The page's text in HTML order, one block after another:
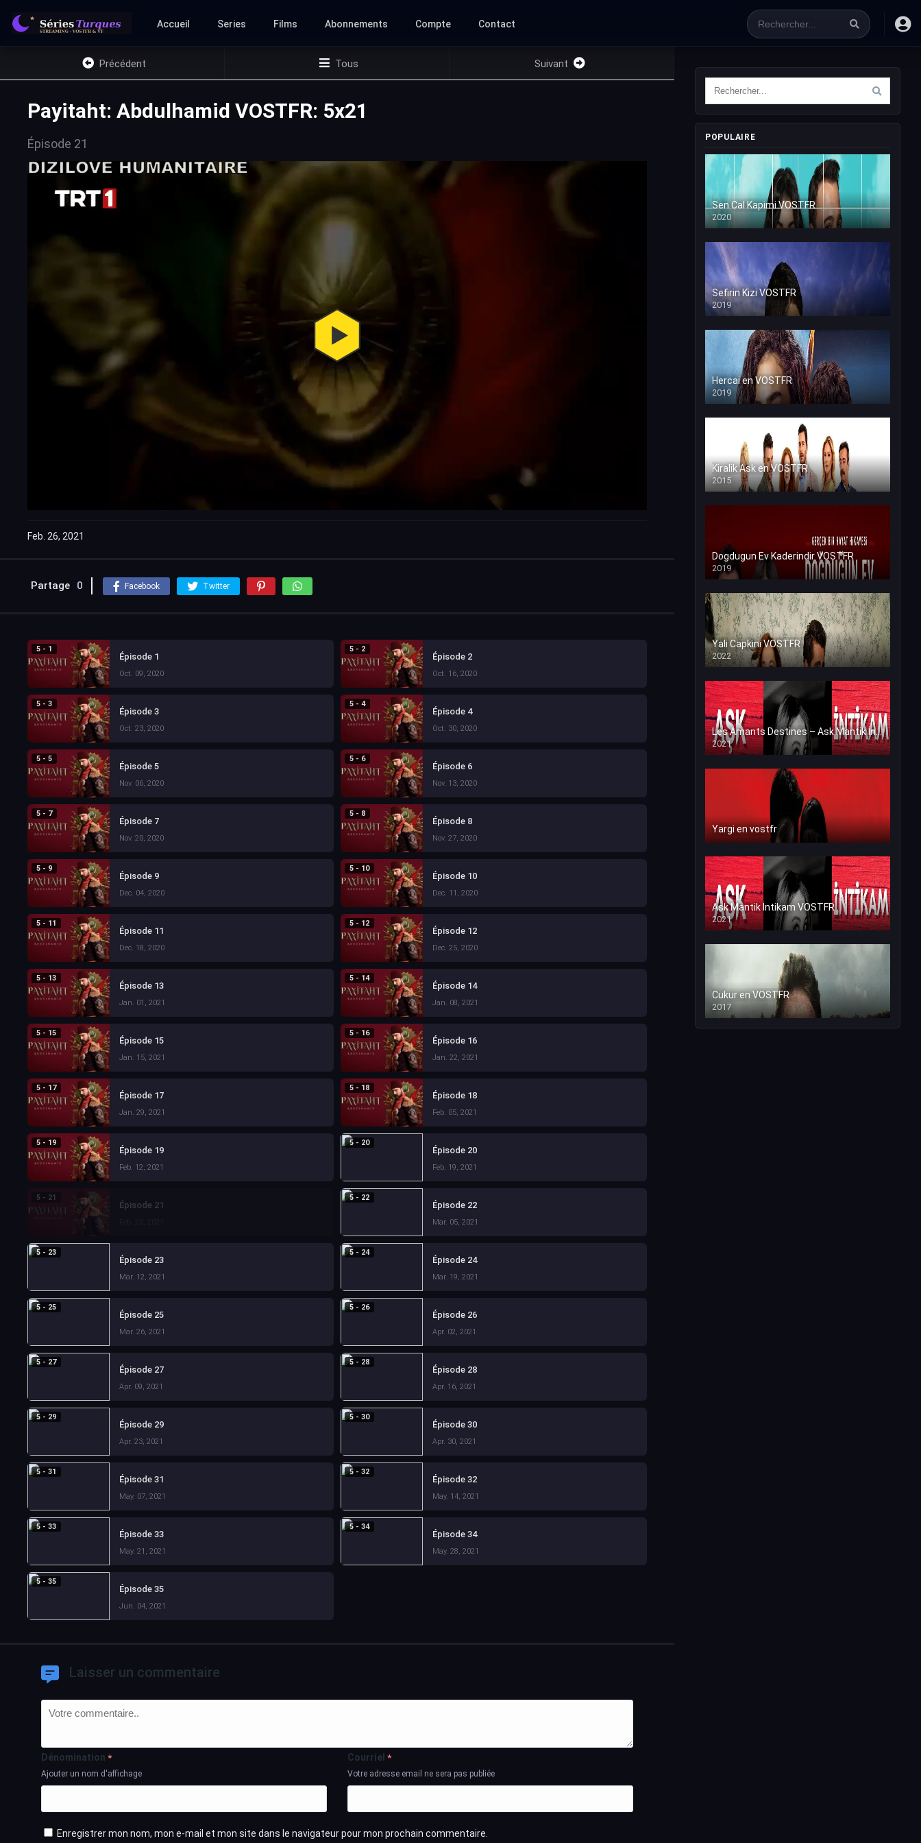
Accueil Series Films Abonnements Compte Contact
Précédent Tous Suivant
Payitaht: Abdulhamid VOSTFR: 5x21
Épisode 21
Feb. 26, 2021
Partage 0 Facebook Twitter
5 - 1
Épisode 1
Oct. 09, 2020
5 - 2
Épisode 2
Oct. 16, 2020
5 - 3
Épisode 3
Oct. 23, 2020
5 - 4
Épisode 4
Oct. 30, 2020
5 - 5
Épisode 5
Nov. 06, 2020
5 - 6
Épisode 6
Nov. 13, 2020
5 - 7
Épisode 7
Nov. 20, 2020
5 - 8
Épisode 8
Nov. 27, 2020
5 - 9
Épisode 9
Dec. 04, 2020
5 - 10
Épisode 10
Dec. 11, 2020
5 - 11
Épisode 11
Dec. 18, 2020
5 - 12
Épisode 12
Dec. 25, 2020
5 - 13
Épisode 13
Jan. 01, 2021
5 - 14
Épisode 14
Jan. 08, 2021
5 - 15
Épisode 15
Jan. 15, 2021
5 - 16
Épisode 16
Jan. 22, 2021
5 - 17
Épisode 17
Jan. 29, 2021
5 - 18
Épisode 18
Feb. 05, 2021
5 - 19
Épisode 19
Feb. 12, 2021
5 - 20
Épisode 20
Feb. 19, 2021
5 - 21
Épisode 21
5 - 22
Épisode 22
Mar. 05, 2021
5 - 23
Épisode 23
Mar. 12, 2021
5 - 24
Épisode 24
Mar. 19, 2021
5 - 25
Épisode 25
Mar. 26, 2021
5 - 26
Épisode 26
Apr. 02, 2021
5 - 27
Épisode 27
Apr. 09, 2021
5 - 28
Épisode 28
Apr. 16, 2021
5 - 29
Épisode 29
Apr. 23, 2021
5 - 30
Épisode 30
Apr. 30, 2021
5 - 31
Épisode 31
May. 07, 2021
5 - 32
Épisode 32
May. 14, 2021
5 - 33
Épisode 33
May. 21, 2021
5 - 34
Épisode 34
May. 28, 2021
5 - 35
Épisode 35
Jun. 04, 2021
Laisser un commentaire
Dénomination *
Ajouter un nom d'affichage
Courriel *
Votre adresse email ne sera pas publiée
Enregistrer mon nom, mon e-mail et mon site dans le navigateur pour mon prochain commentaire.
POPULAIRE
Sen Cal Kapimi VOSTFR
2020
Sefirin Kizi VOSTFR
2019
Hercai en VOSTFR
2019
Kiralik Ask en VOSTFR
2015
Dogdugun Ev Kaderindir VOSTFR
2019
Yali Capkini VOSTFR
2022
Les Amants Destines – Ask Mantik İntikam en VF (Voix Francaise)
2021
Yargi en vostfr
Ask Mantik İntikam VOSTFR
2021
Cukur en VOSTFR
2017